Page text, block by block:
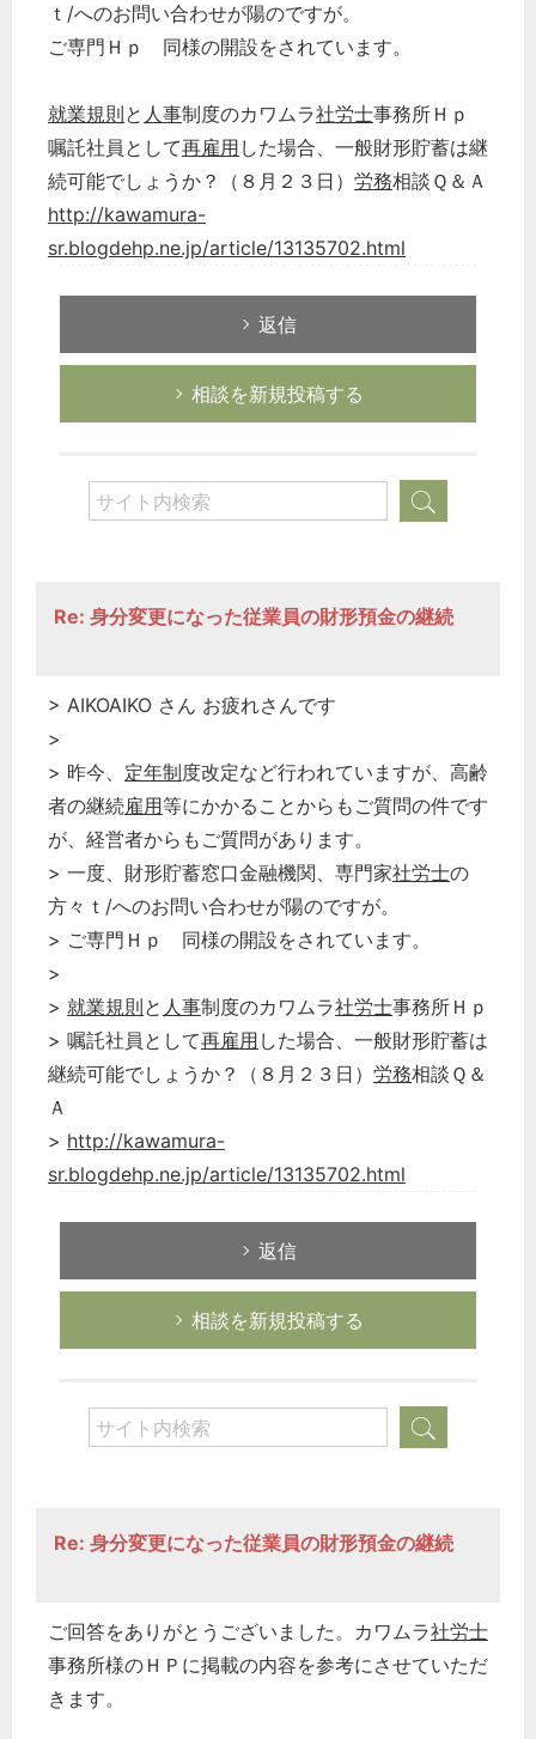
ｔ/へのお問い合わせが陽のですが。
ご専門Ｈｐ 同様の開設をされています。
就業規則と 人事制度のカワムラ社労士事務所Ｈｐ
嘱託社員として再雇用 した場合、一般財形貯蓄は継
続可能でしょうか？（８月２３日） 労務相談Ｑ＆Ａ
http://kawamura-
sr.blogdehp.ne.jp/article/13135702.html
返信
相談を新規投稿する
Re: 身分変更になった従業員の財形預金の継続
> AIKOAIKO さん お疲れさんです
>
> 昨今、 定年制度改定など行われていますが、高齢
者の継続雇用等にかかることからもご質問の件です
が、経営者からもご質問があります。
> 一度、財形貯蓄窓口金融機関、専門家社労士の
方々ｔ/へのお問い合わせが陽のですが。
> ご専門Ｈｐ 同様の開設をされています。
>
> 就業規則と 人事制度のカワムラ社労士事務所Ｈｐ
> 嘱託社員として再雇用 した場合、一般財形貯蓄は
継続可能でしょうか？（８月２３日） 労務相談Ｑ＆
Ａ
> http://kawamura-
sr.blogdehp.ne.jp/article/13135702.html
返信
相談を新規投稿する
Re: 身分変更になった従業員の財形預金の継続
ご回答をありがとうございました。カワムラ社労士
事務所様のＨＰに掲載の内容を参考にさせていただ
きます。